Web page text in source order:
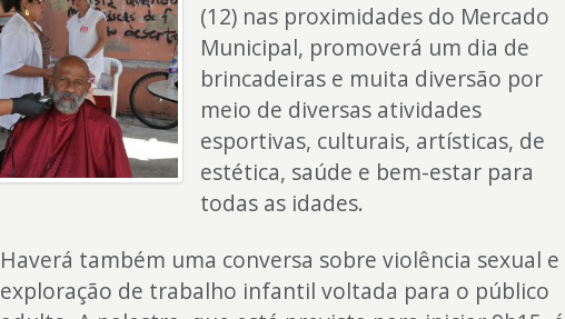
(12) nas proximidades do Mercado
Municipal, promoverá um dia de
brincadeiras e muita diversão por
meio de diversas atividades
esportivas, culturais, artísticas, de
estética, saúde e bem-estar para
todas as idades.
Haverá também uma conversa sobre violência sexual e
exploração de trabalho infantil voltada para o público